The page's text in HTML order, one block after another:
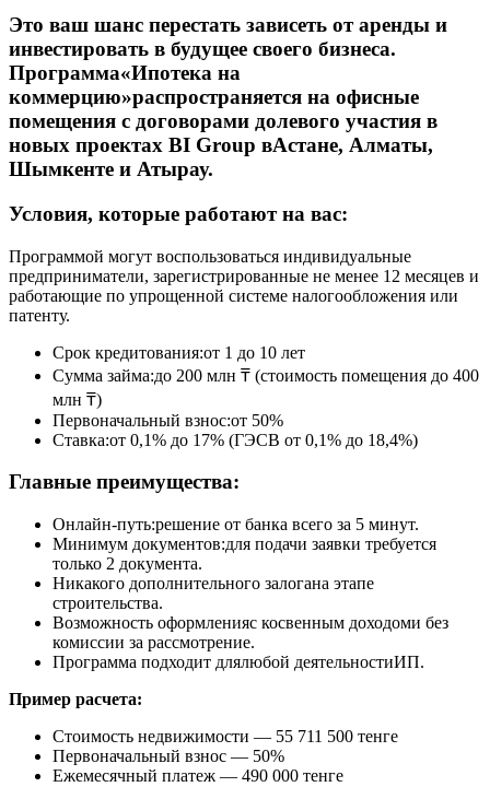
Это ваш шанс перестать зависеть от аренды и
инвестировать в будущее своего бизнеса.
Программа«Ипотека на
коммерцию»распространяется на офисные
помещения с договорами долевого участия в
новых проектах BI Group вАстане, Алматы,
Шымкенте и Атырау.
Условия, которые работают на вас:
Программой могут воспользоваться индивидуальные
предприниматели, зарегистрированные не менее 12 месяцев и
работающие по упрощенной системе налогообложения или
патенту.
Срок кредитования:от 1 до 10 лет
Сумма займа:до 200 млн ₸ (стоимость помещения до 400
млн ₸)
Первоначальный взнос:от 50%
Ставка:от 0,1% до 17% (ГЭСВ от 0,1% до 18,4%)
Главные преимущества:
Онлайн-путь:решение от банка всего за 5 минут.
Минимум документов:для подачи заявки требуется
только 2 документа.
Никакого дополнительного залогана этапе
строительства.
Возможность оформленияс косвенным доходоми без
комиссии за рассмотрение.
Программа подходит длялюбой деятельностиИП.
Пример расчета:
Стоимость недвижимости — 55 711 500 тенге
Первоначальный взнос — 50%
Ежемесячный платеж — 490 000 тенге